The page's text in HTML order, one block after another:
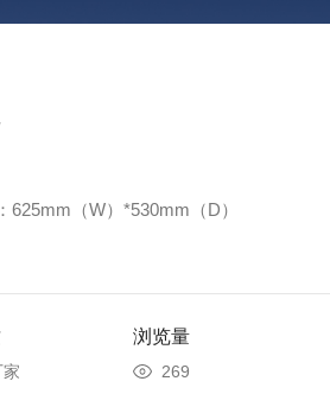
（W）*530mm（D）
浏览量
269